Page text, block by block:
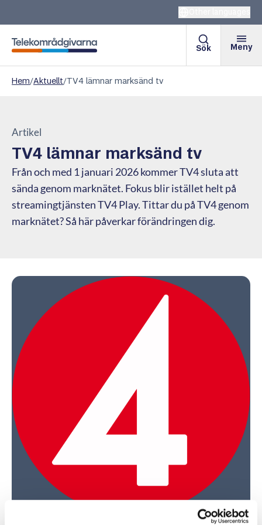
Telekområdgivarna
Sök Meny
Hem/Aktuellt/TV4 lämnar marksänd tv
Artikel
TV4 lämnar marksänd tv
Från och med 1 januari 2026 kommer TV4 sluta att
sända genom marknätet. Fokus blir istället helt på
streamingtjänsten TV4 Play. Tittar du på TV4 genom
marknätet? Så här påverkar förändringen dig.